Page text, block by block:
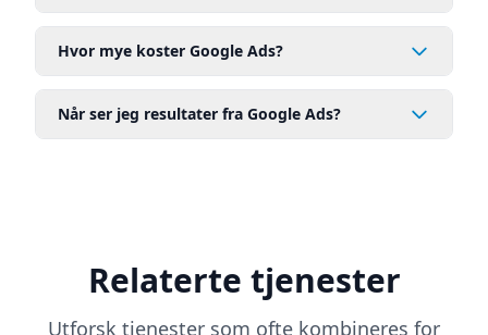
Hvor mye koster Google Ads?
Når ser jeg resultater fra Google Ads?
Relaterte tjenester
Utforsk tjenester som ofte kombineres for